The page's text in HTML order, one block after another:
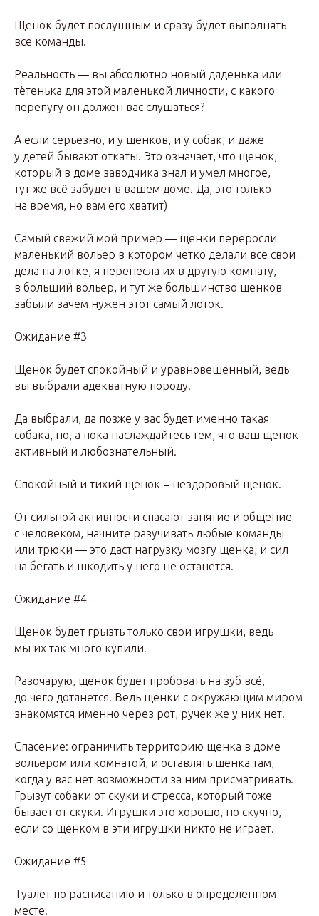
Щенок будет послушным и сразу будет выполнять
все команды.
Реальность — вы абсолютно новый дяденька или
тётенька для этой маленькой личности, с какого
перепугу он должен вас слушаться?
А если серьезно, и у щенков, и у собак, и даже
у детей бывают откаты. Это означает, что щенок,
который в доме заводчика знал и умел многое,
тут же всё забудет в вашем доме. Да, это только
на время, но вам его хватит)
Самый свежий мой пример — щенки переросли
маленький вольер в котором четко делали все свои
дела на лотке, я перенесла их в другую комнату,
в больший вольер, и тут же большинство щенков
забыли зачем нужен этот самый лоток.
Ожидание #3
Щенок будет спокойный и уравновешенный, ведь
вы выбрали адекватную породу.
Да выбрали, да позже у вас будет именно такая
собака, но, а пока наслаждайтесь тем, что ваш щенок
активный и любознательный.
Спокойный и тихий щенок = нездоровый щенок.
От сильной активности спасают занятие и общение
с человеком, начните разучивать любые команды
или трюки — это даст нагрузку мозгу щенка, и сил
на бегать и шкодить у него не останется.
Ожидание #4
Щенок будет грызть только свои игрушки, ведь
мы их так много купили.
Разочарую, щенок будет пробовать на зуб всё,
до чего дотянется. Ведь щенки с окружающим миром
знакомятся именно через рот, ручек же у них нет.
Спасение: ограничить территорию щенка в доме
вольером или комнатой, и оставлять щенка там,
когда у вас нет возможности за ним присматривать.
Грызут собаки от скуки и стресса, который тоже
бывает от скуки. Игрушки это хорошо, но скучно,
если со щенком в эти игрушки никто не играет.
Ожидание #5
Туалет по расписанию и только в определенном
месте.